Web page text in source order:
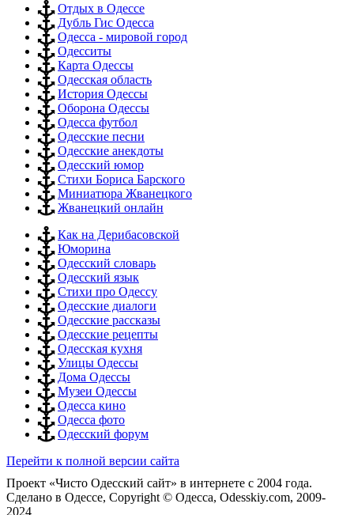
Отдых в Одессе
Дубль Гис Одесса
Одесса - мировой город
Одесситы
Карта Одессы
Одесская область
История Одессы
Оборона Одессы
Одесса футбол
Одесские песни
Одесские анекдоты
Одесский юмор
Стихи Бориса Барского
Миниатюра Жванецкого
Жванецкий онлайн
Как на Дерибасовской
Юморина
Одесский словарь
Одесский язык
Стихи про Одессу
Одесские диалоги
Одесские рассказы
Одесские рецепты
Одесская кухня
Улицы Одессы
Дома Одессы
Музеи Одессы
Одесса кино
Одесса фото
Одесский форум
Перейти к полной версии сайта
Проект «Чисто Одесский сайт» в интернете с 2004 года.
Сделано в Одессе, Copyright © Одесса, Odesskiy.com, 2009-
2024